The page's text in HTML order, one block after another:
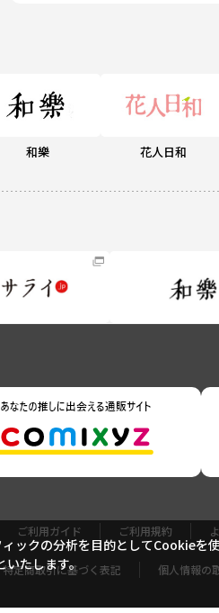
和樂 花人日和
ご利用ガイド ご利用規約
特定商取引に基づく表記 個人情報の
ックの分析を目的としてCookieを
いたします。